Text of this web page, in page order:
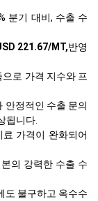
분기 대비, 수출 수
221.67/MT,반영
로 가격 지수와 프
안정적인 수출 문의
됩니다.
가격이 완화되어
의 강력한 수출 수
도 불구하고 옥수수